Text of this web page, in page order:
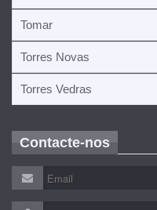
Tomar
Torres Novas
Torres Vedras
Contacte-nos